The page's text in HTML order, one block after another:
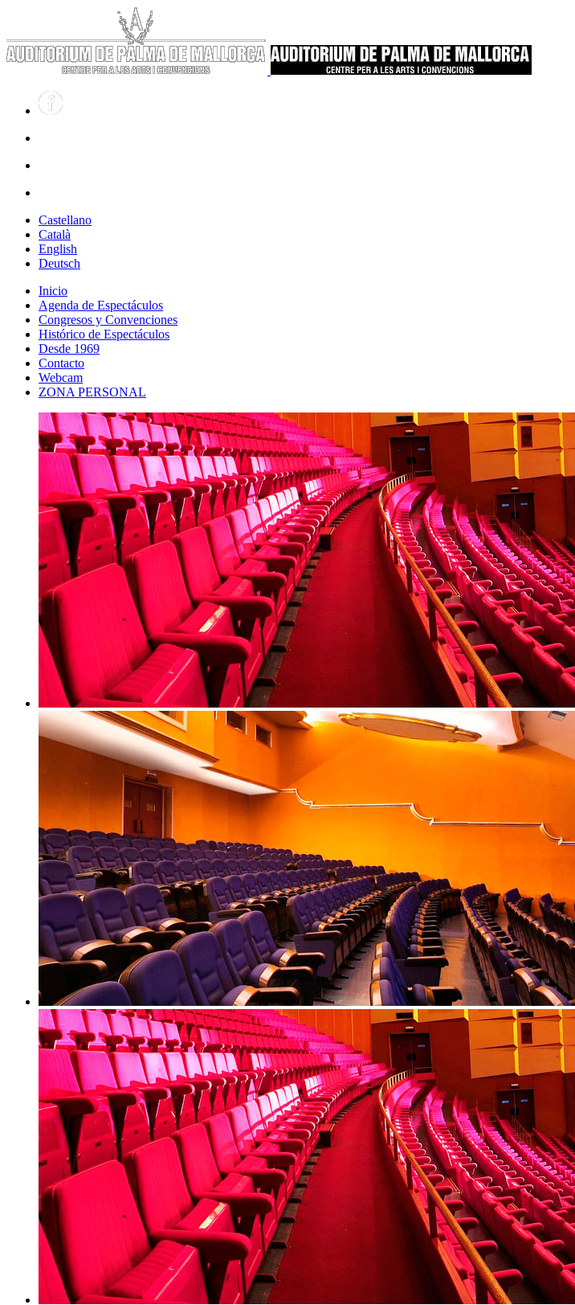
Castellano
Català
English
Deutsch
Inicio
Agenda de Espectáculos
Congresos y Convenciones
Histórico de Espectáculos
Desde 1969
Contacto
Webcam
ZONA PERSONAL